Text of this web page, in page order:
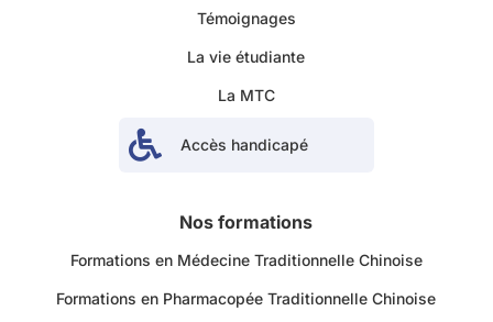
Témoignages
La vie étudiante
La MTC
 Accès handicapé
Nos formations
Formations en Médecine Traditionnelle Chinoise
Formations en Pharmacopée Traditionnelle Chinoise